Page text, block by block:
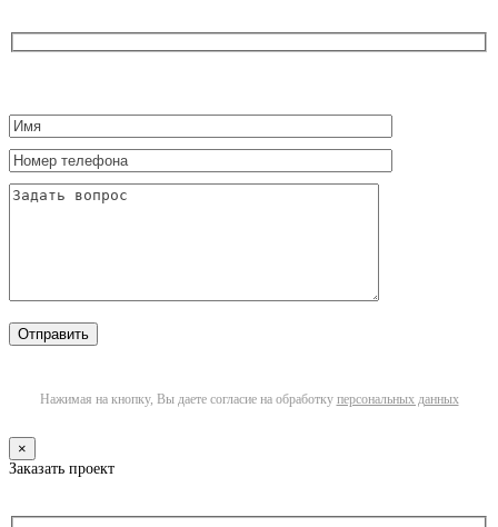
Нажимая на кнопку, Вы даете согласие на обработку персональных данных
×
Заказать проект